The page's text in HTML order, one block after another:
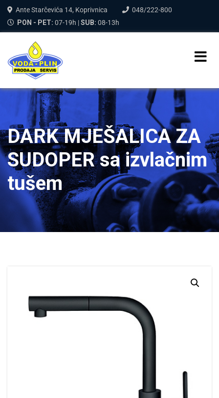
Ante Starčevića 14, Koprivnica
048/222-800
PON - PET: 07-19h |SUB: 08-13h
DARK MJEŠALICA ZA
SUDOPER sa izvlačnim
tušem